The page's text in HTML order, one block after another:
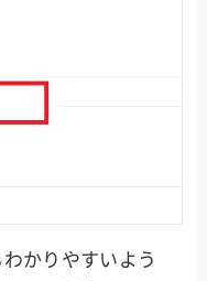
かりやすいよう